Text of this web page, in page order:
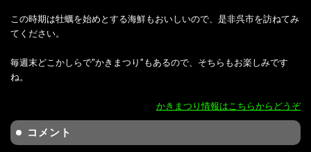
この時期は牡蠣を始めとする海鮮もおいしいので、是非呉市を訪ねてみ
てください。
毎週末どこかしらで"かきまつり"もあるので、そちらもお楽しみです
ね。
かきまつり情報はこちらからどうぞ
コメント